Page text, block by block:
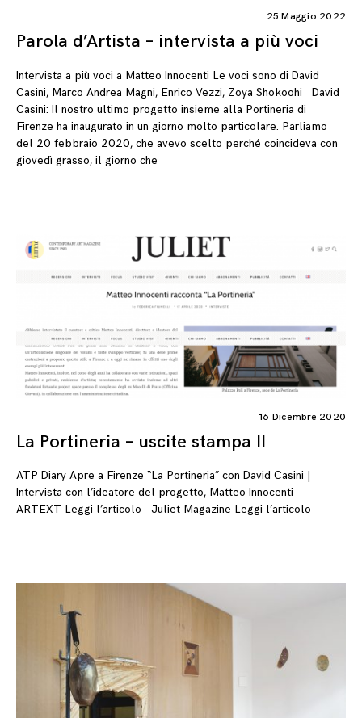
25 Maggio 2022
Parola d’Artista – intervista a più voci
Intervista a più voci a Matteo Innocenti Le voci sono di David
Casini, Marco Andrea Magni, Enrico Vezzi, Zoya Shokoohi David
Casini: Il nostro ultimo progetto insieme alla Portineria di
Firenze ha inaugurato in un giorno molto particolare. Parliamo
del 20 febbraio 2020, che avevo scelto perché coincideva con
giovedì grasso, il giorno che
16 Dicembre 2020
La Portineria – uscite stampa II
ATP Diary Apre a Firenze “La Portineria” con David Casini |
Intervista con l’ideatore del progetto, Matteo Innocenti
ARTEXT Leggi l’articolo Juliet Magazine Leggi l’articolo